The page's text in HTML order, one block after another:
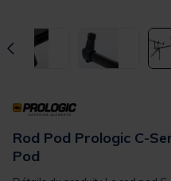
Rod Pod Prologic C-
Pod